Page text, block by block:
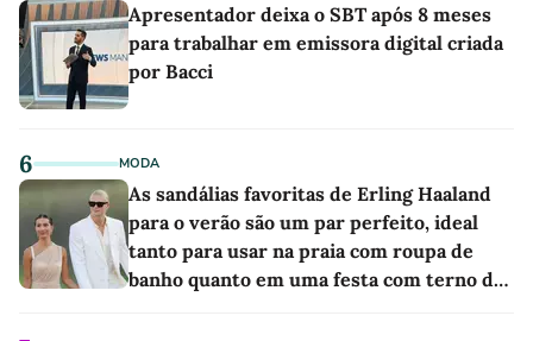
Apresentador deixa o SBT após 8 meses
para trabalhar em emissora digital criada
por Bacci
6 MODA
As sandálias favoritas de Erling Haaland
para o verão são um par perfeito, ideal
tanto para usar na praia com roupa de
banho quanto em uma festa com terno de